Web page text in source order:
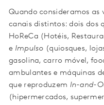
Quando consideramos as
canais distintos: dois dos
HoReCa (Hotéis,
e Impulso (quiosques,
gasolina, carro móvel,
ambulantes e máquinas
que reproduzem In-and-
(hipermercados,